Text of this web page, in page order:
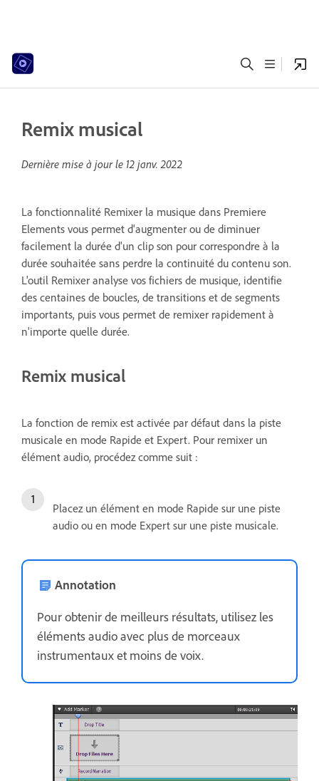
Remix musical
Dernière mise à jour le 12 janv. 2022
La fonctionnalité Remixer la musique dans Premiere
Elements vous permet d'augmenter ou de diminuer
facilement la durée d'un clip son pour correspondre à la
durée souhaitée sans perdre la continuité du contenu son.
L'outil Remixer analyse vos fichiers de musique, identifie
des centaines de boucles, de transitions et de segments
importants, puis vous permet de remixer rapidement à
n'importe quelle durée.
Remix musical
La fonction de remix est activée par défaut dans la piste
musicale en mode Rapide et Expert. Pour remixer un
élément audio, procédez comme suit :
Placez un élément en mode Rapide sur une piste
audio ou en mode Expert sur une piste musicale.
Annotation
Pour obtenir de meilleurs résultats, utilisez les
éléments audio avec plus de morceaux
instrumentaux et moins de voix.